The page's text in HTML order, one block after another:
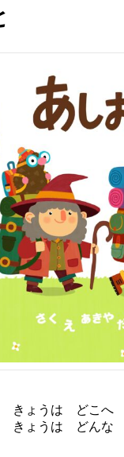
きょうは どこへ
きょうは どんな